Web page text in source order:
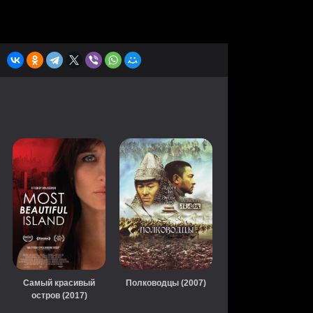
Самый красивый
остров (2017)
Полководцы (2007)